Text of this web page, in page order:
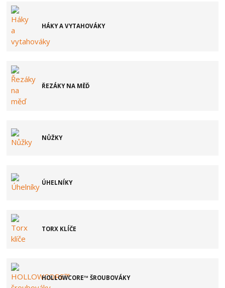
HÁKY A VYTAHOVÁKY
ŘEZÁKY NA MĚĎ
NŮŽKY
ÚHELNÍKY
TORX KLÍČE
HOLLOWCORE™ ŠROUBOVÁKY